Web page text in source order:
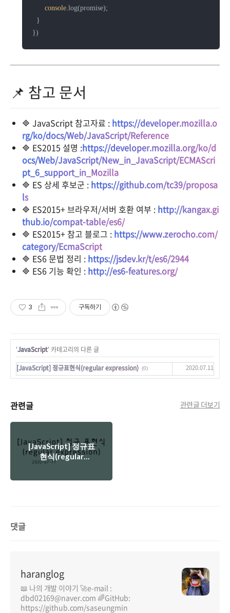
console.log(promise);
  }
📌 참고 문서
🔷 JavaScript 참고자료 : https://developer.mozilla.o
rg/ko/docs/Web/JavaScript/Reference
🔷 ES2015 설명 :https://developer.mozilla.org/ko/d
ocs/Web/JavaScript/New_in_JavaScript/ECMAScri
pt_6_support_in_Mozilla
🔷 ES 상세 후보군 : https://github.com/tc39/proposa
ls
🔷 ES2015+ 브라우저/서버 호환 여부 : http://kangax.gi
thub.io/compat-table/es6/
🔷 ES2015+ 참고 블로그 : https://www.zerocho.com/
category/EcmaScript
🔷 ES6 문법 정리 : https://jsdev.kr/t/es6/2944
🔷 ES6 기능 확인 : http://es6-features.org/
3 구독하기
'JavaScript' 카테고리의 다른 글
[JavaScript] 정규표현식(regular expression) (0) 2020.07.11
관련글 관련글 더보기
[JavaScript] 정규표
현식(regular
expression)
댓글
haranglog
📖 나의 개발 이야기 🚀e-mail :
dbd02169@naver.com 🌈GitHub:
https://github.com/saseungmin